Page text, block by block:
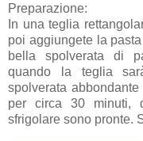
Preparazione:
In una teglia
poi aggiungete la
bella spolverata di
quando la teglia
spolverata
per circa 30 minuti,
sfrigolare sono pronte.